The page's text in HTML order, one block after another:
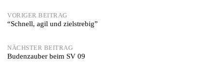
Post
VORIGER BEITRAG
“Schnell, agil und zielstrebig”
NÄCHSTER BEITRAG
Budenzauber beim SV 09